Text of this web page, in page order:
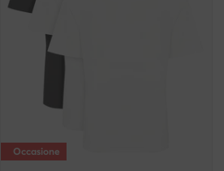
Occasione